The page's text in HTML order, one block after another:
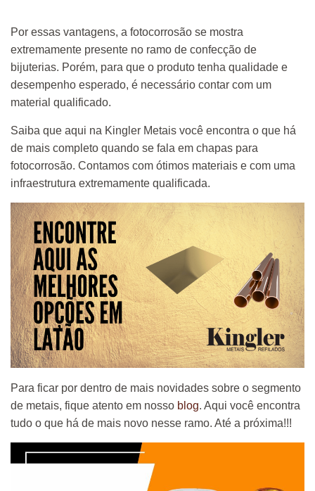
Por essas vantagens, a fotocorrosão se mostra
extremamente presente no ramo de confecção de
bijuterias. Porém, para que o produto tenha qualidade e
desempenho esperado, é necessário contar com um
material qualificado.
Saiba que aqui na Kingler Metais você encontra o que há
de mais completo quando se fala em chapas para
fotocorrosão. Contamos com ótimos materiais e com uma
infraestrutura extremamente qualificada.
Para ficar por dentro de mais novidades sobre o segmento
de metais, fique atento em nosso blog. Aqui você encontra
tudo o que há de mais novo nesse ramo. Até a próxima!!!